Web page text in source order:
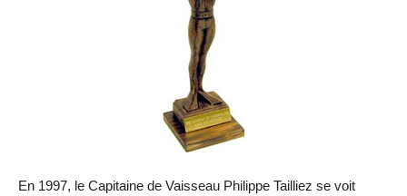
En 1997, le Capitaine de Vaisseau Philippe Tailliez se voit